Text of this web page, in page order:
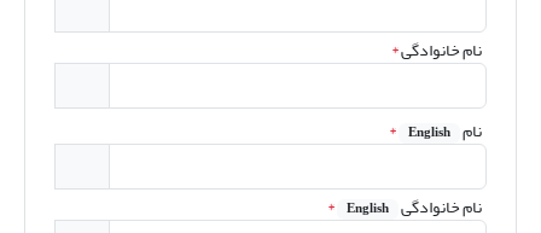
نام خانوادگی*
نام English
*
نام خانوادگی English
*